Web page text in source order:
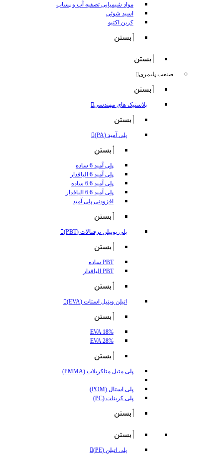
مواد شیمیایی تصفیه آب و پساب
اسید شوئی
کربن اکتیو
بستن
بستن
صنعت پلیمری
بستن
پلاستیک های مهندسی
بستن
پلی آمید (PA)
بستن
پلی آمید 6 ساده
پلی آمید 6 الیافدار
پلی آمید 6.6 ساده
پلی آمید 6.6 الیافدار
افزودنی پلی آمید
بستن
پلی بوتیلن ترفتالات (PBT)
بستن
PBT ساده
PBT الیافدار
بستن
اتیلن وینیل استات (EVA)
بستن
EVA 18%
EVA 28%
بستن
پلی متیل متاکریلات (PMMA)
پلی استال (POM)
پلی کربنات (PC)
بستن
بستن
پلی اتیلن (PE)